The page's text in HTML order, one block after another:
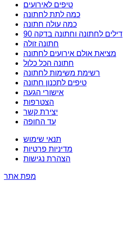
טיפים לאירועים
כמה לתת לחתונה
כמה עולה חתונה
דילים לחתונה וחתונה בדקה 90
חתונה זולה
מציאת אולם אירועים לחתונה
חתונה הכל כלול
רשימת משימות לחתונה
טיפים לתכנון חתונה
אישורי הגעה
הצטרפות
יצירת קשר
עד החופה
תנאי שימוש
מדיניות פרטיות
הצהרת נגישות
מפת אתר